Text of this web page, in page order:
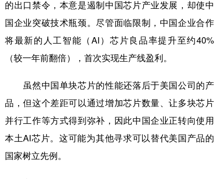
彩票 娱乐 时尚 悦读
公益 一带一路 亚太网 上市公司
文化产业
地方频道
北京 天津 河北 山西
辽宁 吉林 上海 江苏
浙江
的出口禁令，本意是遏制中国芯片产业发展，却使中
国企业突破技术瓶颈。尽管面临限制，中国企业合作
将最新的人工智能（AI）芯片良品率提升至约40%
（较一年前翻倍），首次实现生产线盈利。
虽然中国单块芯片的性能还落后于美国公司的产
品，但这个差距可以通过增加芯片数量、让多块芯片
并行工作等方式得到弥补，因此中国企业正转向使用
本土AI芯片。这可能为其他寻求可以替代美国产品的
国家树立先例。